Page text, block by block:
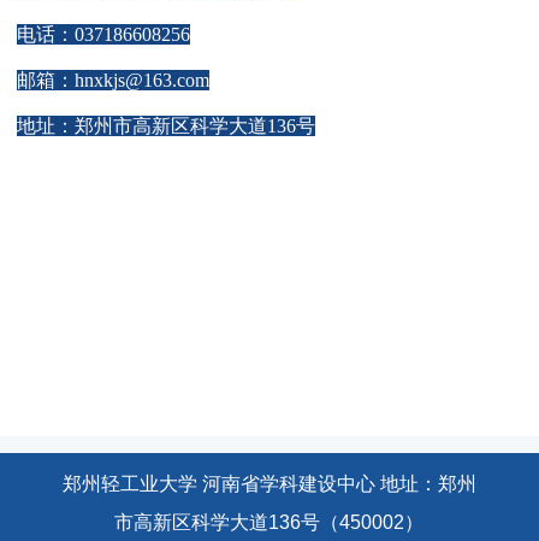
电话：037186608256
邮箱：hnxkjs@163.com
地址：郑州市高新区科学大道136号
郑州轻工业大学 河南省学科建设中心 地址：郑州
市高新区科学大道136号（450002）